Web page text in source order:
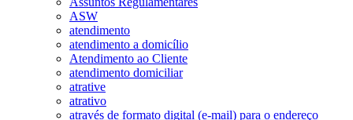
ASW
atendimento
atendimento a domicílio
Atendimento ao Cliente
atendimento domiciliar
atrative
atrativo
através de formato digital (e-mail) para o endereço